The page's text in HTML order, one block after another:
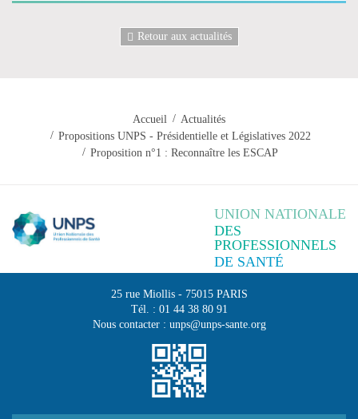
Retour aux actualités
Accueil
Actualités
Propositions UNPS - Présidentielle et Législatives 2022
Proposition n°1 : Reconnaître les ESCAP
UNION NATIONALE
DES
PROFESSIONNELS
DE SANTÉ
25 rue Miollis- 75015 PARIS
Tél. : 01 44 38 80 91
Nous contacter : unps@unps-sante.org